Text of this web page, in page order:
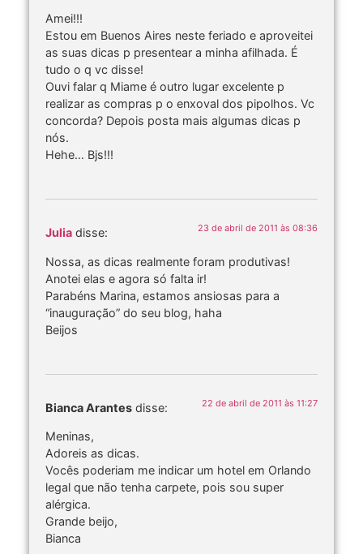
Amei!!!
Estou em Buenos Aires neste feriado e aproveitei
as suas dicas p presentear a minha afilhada. É
tudo o q vc disse!
Ouvi falar q Miame é outro lugar excelente p
realizar as compras p o enxoval dos pipolhos. Vc
concorda? Depois posta mais algumas dicas p
nós.
Hehe… Bjs!!!
Julia disse: 23 de abril de 2011 às 08:36
Nossa, as dicas realmente foram produtivas!
Anotei elas e agora só falta ir!
Parabéns Marina, estamos ansiosas para a
“inauguração” do seu blog, haha
Beijos
Bianca Arantes disse: 22 de abril de 2011 às 11:27
Meninas,
Adoreis as dicas.
Vocês poderiam me indicar um hotel em Orlando
legal que não tenha carpete, pois sou super
alérgica.
Grande beijo,
Bianca